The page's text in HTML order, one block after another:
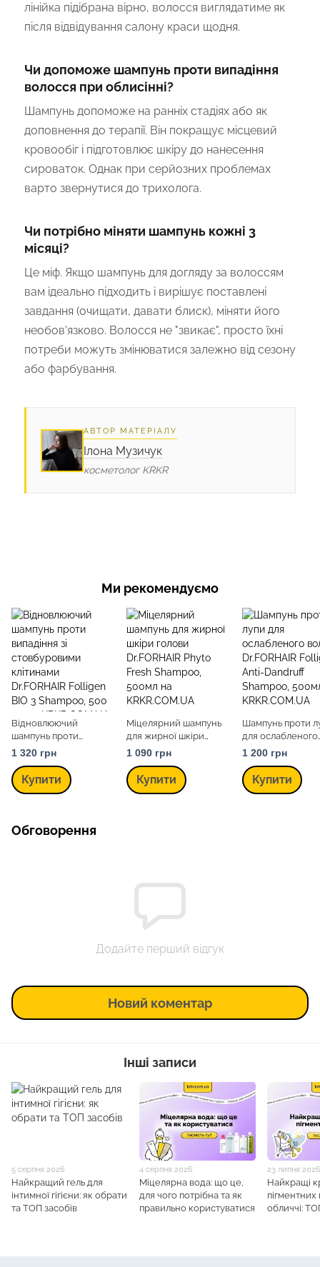
лінійка підібрана вірно, волосся виглядатиме як
після відвідування салону краси щодня.
Чи допоможе шампунь проти випадіння
волосся при облисінні?
Шампунь допоможе на ранніх стадіях або як
доповнення до терапії. Він покращує місцевий
кровообіг і підготовлює шкіру до нанесення
сироваток. Однак при серйозних проблемах
варто звернутися до трихолога.
Чи потрібно міняти шампунь кожні 3
місяці?
Це міф. Якщо шампунь для догляду за волоссям
вам ідеально підходить і вирішує поставлені
завдання (очищати, давати блиск), міняти його
необов'язково. Волосся не "звикає", просто їхні
потреби можуть змінюватися залежно від сезону
або фарбування.
АВТОР МАТЕРІАЛУ
Ілона Музичук
косметолог KRKR
Ми рекомендуємо
Відновлюючий
шампунь проти
випадіння зі
стовбуровими
клітинами Dr.FORHAIR
Folligen BIO 3
1 320 грн
Купити
Міцелярний шампунь
для жирної шкіри
голови Dr.FORHAIR
Phyto Fresh Shampoo,
500мл
1 090 грн
Купити
Шампунь проти
для ослабленого
волосся
Folligen Anti-
Shampoo, 500мл
1 200 грн
Купити
Обговорення
Додайте перший відгук
Новий коментар
Інші записи
5 серпня 2026
Найкращий гель для
інтимної гігієни: як обрати
та ТОП засобів
4 серпня 2026
Міцелярна вода: що це,
для чого потрібна та як
правильно користуватися
23 липня
Найкращі
обличчі: